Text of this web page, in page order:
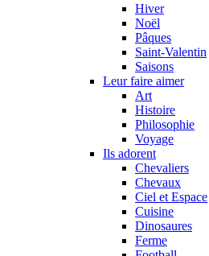
Hiver
Noël
Pâques
Saint-Valentin
Saisons
Leur faire aimer
Art
Histoire
Philosophie
Voyage
Ils adorent
Chevaliers
Chevaux
Ciel et Espace
Cuisine
Dinosaures
Ferme